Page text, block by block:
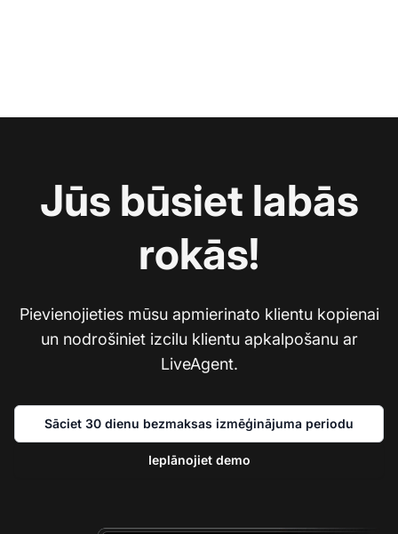
Jūs būsiet labās
rokās!
Pievienojieties mūsu apmierinato klientu kopienai
un nodrošiniet izcilu klientu apkalpošanu ar
LiveAgent.
Sāciet 30 dienu bezmaksas izmēģinājuma periodu
Ieplānojiet demo